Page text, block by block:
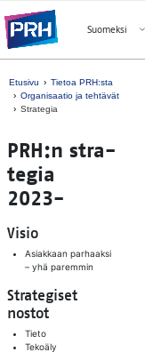
Valitse kieli
Suomeksi
Etusivu
Tietoa PRH:sta
Organisaatio ja tehtävät
Strategia
PRH:n stra­
te­gia
2023-
Visio
Asiakkaan parhaaksi
– yhä paremmin
Strategiset
nostot
Tieto
Tekoäly